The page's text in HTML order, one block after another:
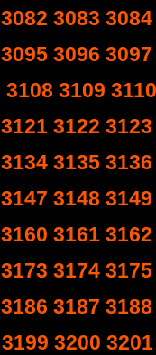
3082 3083 3084
3095 3096 3097
3108 3109 3110
3121 3122 3123
3134 3135 3136
3147 3148 3149
3160 3161 3162
3173 3174 3175
3186 3187 3188
3199 3200 3201